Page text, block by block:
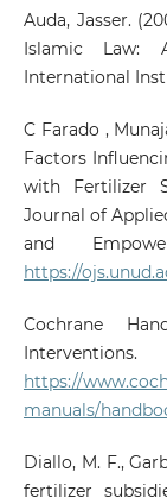
Auda, Jasser.
Islamic Law:
International
C Farado ,
Factors
with Fertilizer
Journal of
and
https://
Cochrane
https://
manuals/
Diallo, M. F.,
fertilizer